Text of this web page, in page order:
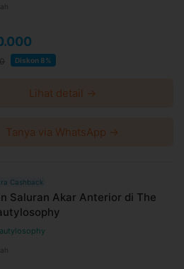
Diskon 8%
Lihat detail →
Tanya via WhatsApp →
Cashback
Saluran Akar Anterior di The